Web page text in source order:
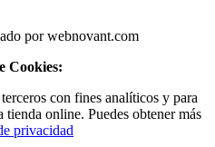
por webnovant.com
Cookies:
con fines analíticos y para
online. Puedes obtener más
privacidad